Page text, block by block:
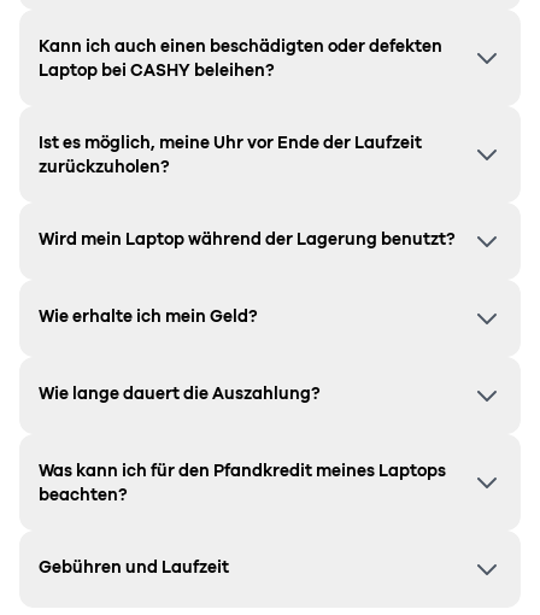
Kann ich auch einen beschädigten oder defekten
Laptop bei CASHY beleihen?
Ist es möglich, meine Uhr vor Ende der Laufzeit
zurückzuholen?
Wird mein Laptop während der Lagerung benutzt?
Wie erhalte ich mein Geld?
Wie lange dauert die Auszahlung?
Was kann ich für den Pfandkredit meines Laptops
beachten?
Gebühren und Laufzeit